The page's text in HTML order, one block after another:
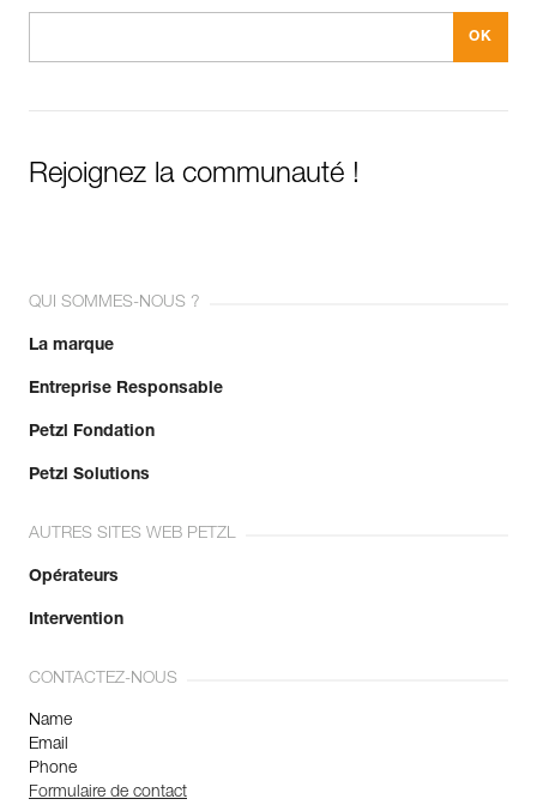
Rejoignez la communauté !
QUI SOMMES-NOUS ?
La marque
Entreprise Responsable
Petzl Fondation
Petzl Solutions
AUTRES SITES WEB PETZL
Opérateurs
Intervention
CONTACTEZ-NOUS
Name
Email
Phone
Formulaire de contact